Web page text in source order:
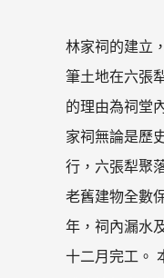
林家祠的建立
筆土地在六張
的理由為祠堂
家祠無論是歷
行，六張犁聚
老舊建物全數
年，祠內漏水
十二月完工。